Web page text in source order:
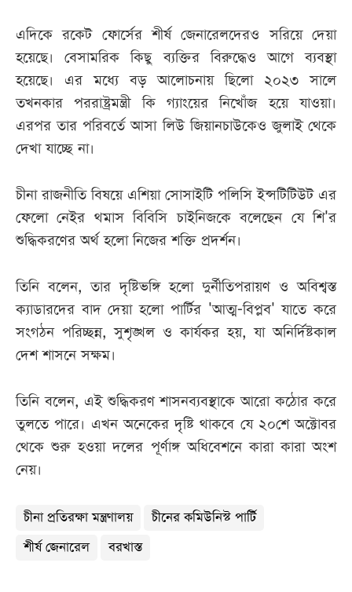
এদিকে রকেট ফোর্সের শীর্ষ জেনারেলদেরও সরিয়ে দেয়া
হয়েছে। বেসামরিক কিছু ব্যক্তির বিরুদ্ধেও আগে ব্যবস্থা
হয়েছে। এর মধ্যে বড় আলোচনায় ছিলো ২০২৩ সালে
তখনকার পররাষ্ট্রমন্ত্রী কি গ্যাংয়ের নিখোঁজ হয়ে যাওয়া।
এরপর তার পরিবর্তে আসা লিউ জিয়ানচাউকেও জুলাই থেকে
দেখা যাচ্ছে না।
চীনা রাজনীতি বিষয়ে এশিয়া সোসাইটি পলিসি ইন্সটিটিউট এর
ফেলো নেইর থমাস বিবিসি চাইনিজকে বলেছেন যে শি'র
শুদ্ধিকরণের অর্থ হলো নিজের শক্তি প্রদর্শন।
তিনি বলেন, তার দৃষ্টিভঙ্গি হলো দুর্নীতিপরায়ণ ও অবিশ্বস্ত
ক্যাডারদের বাদ দেয়া হলো পার্টির 'আত্ম-বিপ্লব' যাতে করে
সংগঠন পরিচ্ছন্ন, সুশৃঙ্খল ও কার্যকর হয়, যা অনির্দিষ্টকাল
দেশ শাসনে সক্ষম।
তিনি বলেন, এই শুদ্ধিকরণ শাসনব্যবস্থাকে আরো কঠোর করে
তুলতে পারে। এখন অনেকের দৃষ্টি থাকবে যে ২০শে অক্টোবর
থেকে শুরু হওয়া দলের পূর্ণাঙ্গ অধিবেশনে কারা কারা অংশ
নেয়।
চীনা প্রতিরক্ষা মন্ত্রণালয়
চীনের কমিউনিস্ট পার্টি
শীর্ষ জেনারেল
বরখাস্ত